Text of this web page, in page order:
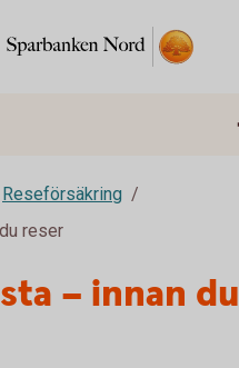
Reseförsäkring
reser
– innan du